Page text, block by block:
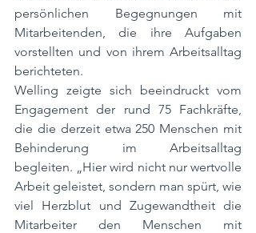
persönlichen Begegnungen mit
Mitarbeitenden, die ihre Aufgaben
vorstellten und von ihrem Arbeitsalltag
berichteten.
Welling zeigte sich beeindruckt vom
Engagement der rund 75 Fachkräfte,
die die derzeit etwa 250 Menschen mit
Behinderung im Arbeitsalltag
begleiten. „Hier wird nicht nur wertvolle
Arbeit geleistet, sondern man spürt, wie
viel Herzblut und Zugewandtheit die
Mitarbeiter den Menschen mit